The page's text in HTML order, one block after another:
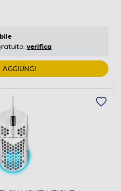
verifica
AGGIUNGI